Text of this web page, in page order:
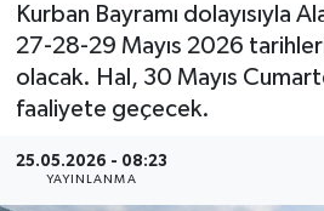
Kurban Bayramı dolayısıyla
27-28-29 Mayıs 2026
olacak. Hal, 30 Mayıs
faaliyete geçecek.
25.05.2026 - 08:23
YAYINLANMA
Alanyaspor
Turizm
Tüm Manşetler
Son Dakika Haberleri